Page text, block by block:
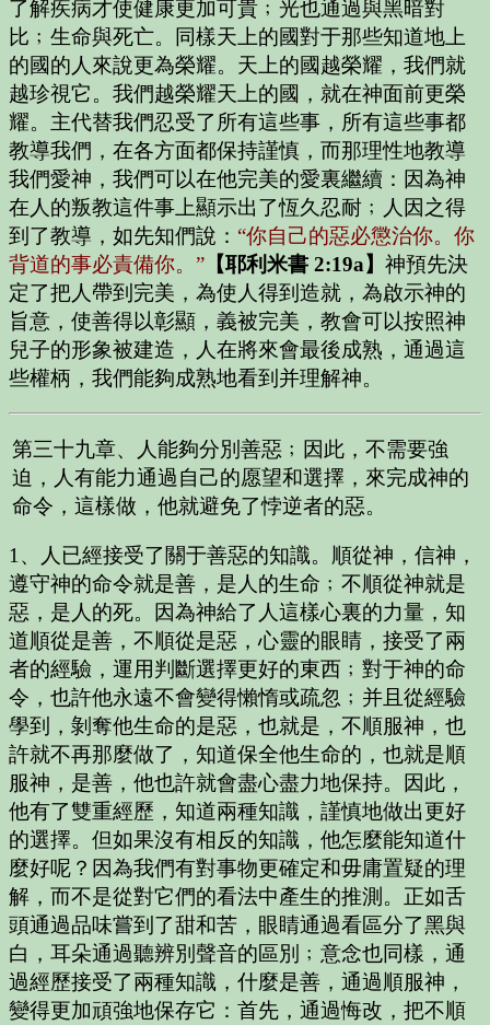
了解疾病才使健康更加可貴﹔光也通過與黑暗對
比﹔生命與死亡。同樣天上的國對于那些知道地上
的國的人來說更為榮耀。天上的國越榮耀，我們就
越珍視它。我們越榮耀天上的國，就在神面前更榮
耀。主代替我們忍受了所有這些事，所有這些事都
教導我們，在各方面都保持謹慎，而那理性地教導
我們愛神，我們可以在他完美的愛裏繼續：因為神
在人的叛教這件事上顯示出了恆久忍耐﹔人因之得
到了教導，如先知們說： “你自己的惡必懲治你。你
背道的事必責備你。” 【耶利米書 2:19a】 神預先決
定了把人帶到完美，為使人得到造就，為啟示神的
旨意，使善得以彰顯，義被完美，教會可以按照神
兒子的形象被建造，人在將來會最後成熟，通過這
些權柄，我們能夠成熟地看到并理解神。
第三十九章、人能夠分別善惡﹔因此，不需要強
迫，人有能力通過自己的愿望和選擇，來完成神的
命令，這樣做，他就避免了悖逆者的惡。
1、人已經接受了關于善惡的知識。順從神，信神，
遵守神的命令就是善，是人的生命﹔不順從神就是
惡，是人的死。因為神給了人這樣心裏的力量，知
道順從是善，不順從是惡，心靈的眼睛，接受了兩
者的經驗，運用判斷選擇更好的東西﹔對于神的命
令，也許他永遠不會變得懶惰或疏忽﹔并且從經驗
學到，剝奪他生命的是惡，也就是，不順服神，也
許就不再那麼做了，知道保全他生命的，也就是順
服神，是善，他也許就會盡心盡力地保持。因此，
他有了雙重經歷，知道兩種知識，謹慎地做出更好
的選擇。但如果沒有相反的知識，他怎麼能知道什
麼好呢？因為我們有對事物更確定和毋庸置疑的理
解，而不是從對它們的看法中產生的推測。正如舌
頭通過品味嘗到了甜和苦，眼睛通過看區分了黑與
白，耳朵通過聽辨別聲音的區別﹔意念也同樣，通
過經歷接受了兩種知識，什麼是善，通過順服神，
變得更加頑強地保存它：首先，通過悔改，把不順